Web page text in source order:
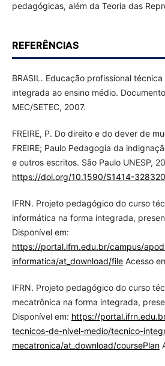
pedagógicas, além da Teoria das
REFERÊNCIAS
BRASIL. Educação profissional
integrada ao ensino médio.
MEC/SETEC, 2007.
FREIRE, P. Do direito e do dever de
FREIRE; Paulo Pedagogia da
e outros escritos. São Paulo UNESP,
https://doi.org/10.1590/S1414-
IFRN. Projeto pedagógico do curso
informática na forma integrada,
Disponível em:
https://portal.ifrn.edu.br/campus/
informatica/at_download/fileAcesso
IFRN. Projeto pedagógico do curso
mecatrônica na forma integrada,
Disponível em: https://
tecnicos-de-nivel-medio/tecnico-
mecatronica/at_download/coursePlan